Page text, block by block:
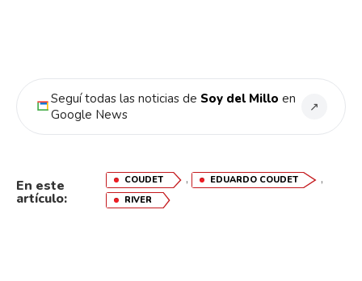
Seguí todas las noticias de Soy del Millo en
Google News
↗
En este
artículo:
COUDET , EDUARDO COUDET ,
RIVER